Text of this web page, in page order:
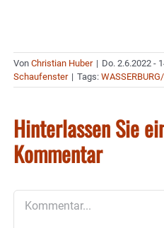
Von Christian Huber | Do. 2.6.2022 -
Schaufenster | Tags:
Hinterlassen Sie
Kommentar